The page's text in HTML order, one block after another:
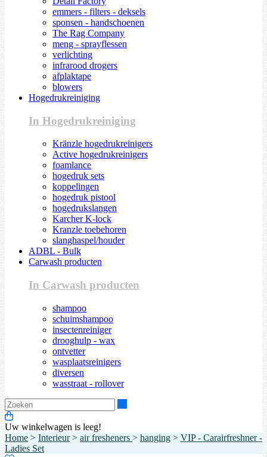
emmers - filters - deksels
sponsen - handschoenen
The Rag Company
meng - sprayflessen
verlichting
infrarood drogers
afplaktape
blowers
Hogedrukreiniging
In Hogedrukreiniging
Kränzle hogedrukreinigers
Active hogedrukreinigers
foamlance
hogedruk sets
koppelingen
hogedruk pistool
hogedrukslangen
Karcher K-lock
Kranzle toebehoren
slanghaspel/houder
ADBL - Bulk
Carwash producten
In Carwash producten
shampoo
schuimshampoo
insectenreiniger
drooghulp - wax
ontvetter
wasplaatsreinigers
diversen
wasstraat - rollover
Uw winkelwagen is leeg!
Home > Interieur> air fresheners > hanging > VIP - Carairfreshner -
Ladies Set